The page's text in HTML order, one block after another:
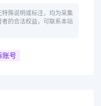
殊说明或标注，均为采集
的合法权益，可联系本站
账号